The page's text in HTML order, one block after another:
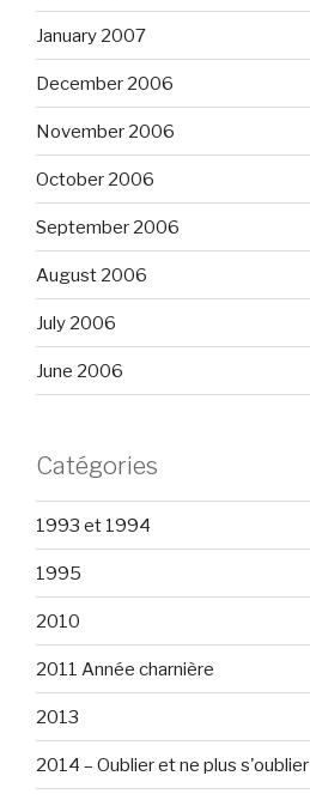
January 2007
December 2006
November 2006
October 2006
September 2006
August 2006
July 2006
June 2006
Catégories
1993 et 1994
1995
2010
2011 Année charnière
2013
2014 – Oublier et ne plus s'oublier